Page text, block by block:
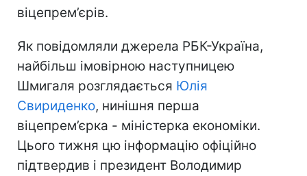
віцепрем’єрів.
Як повідомляли джерела РБК-Україна,
найбільш імовірною наступницею
Шмигаля розглядається Юлія
Свириденко, нинішня перша
віцепрем’єрка - міністерка економіки.
Цього тижня цю інформацію офіційно
підтвердив і президент Володимир